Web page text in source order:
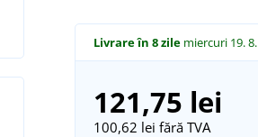
Livrare în 8 zile miercuri 19. 8.
121,75 lei
100,62 lei fără TVA